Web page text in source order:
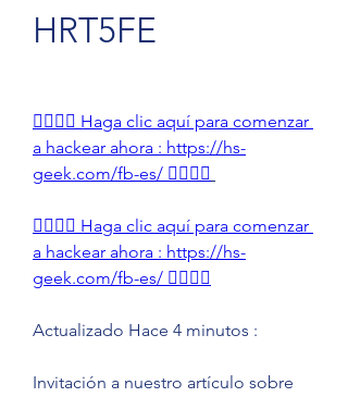
HRT5FE
👉🏻👉🏻 Haga clic aquí para comenzar
a hackear ahora : https://hs-
geek.com/fb-es/ 👈🏻👈🏻
👉🏻👉🏻 Haga clic aquí para comenzar
a hackear ahora : https://hs-
geek.com/fb-es/ 👈🏻👈🏻
Actualizado Hace 4 minutos :
Invitación a nuestro artículo sobre